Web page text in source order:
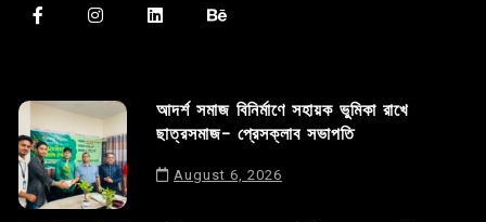
আদর্শ সমাজ বিনির্মাণে সহায়ক ভুমিকা রাখে
ছাত্রসমাজ- প্রেসক্লাব সভাপতি
August 6, 2026